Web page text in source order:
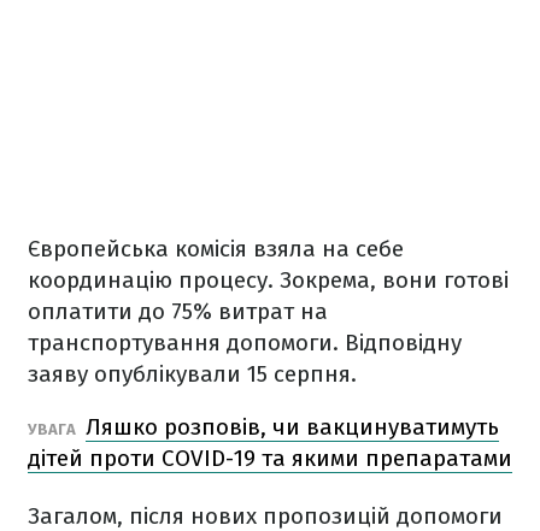
Європейська комісія взяла на себе
координацію процесу. Зокрема, вони готові
оплатити до 75% витрат на
транспортування допомоги. Відповідну
заяву опублікували 15 серпня.
УВАГА Ляшко розповів, чи вакцинуватимуть
дітей проти COVID-19 та якими препаратами
Загалом, після нових пропозицій допомоги